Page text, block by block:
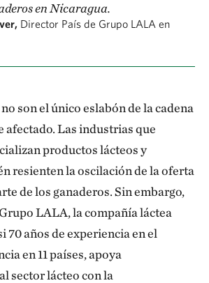
en Nicaragua.
Director País de Grupo LALA en
son el único eslabón de la cadena
afectado. Las industrias que
productos lácteos y
resienten la oscilación de la oferta
de los ganaderos. Sin embargo,
LALA, la compañía láctea
70 años de experiencia en el
en 11 países, apoya
sector lácteo con la